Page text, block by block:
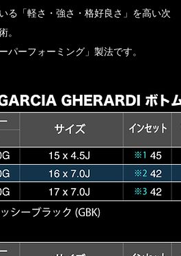
る「軽さ・強さ・格好良さ」を高い次
。
パーフォーミング」製法です。